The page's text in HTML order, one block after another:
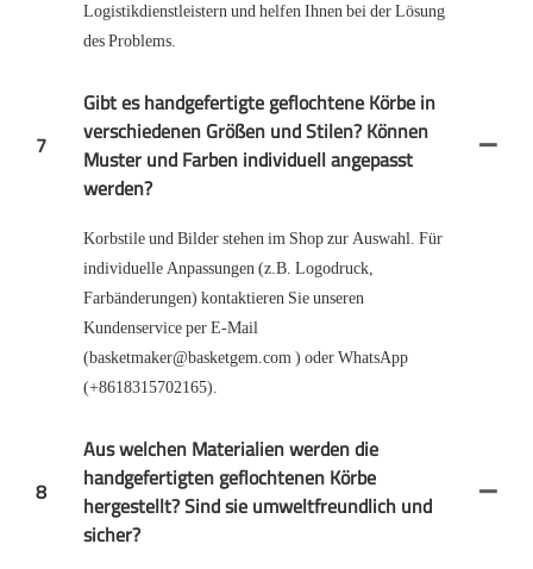
Logistikdienstleistern und helfen Ihnen bei der Lösung
des Problems.
7
Gibt es handgefertigte geflochtene Körbe in
verschiedenen Größen und Stilen? Können
Muster und Farben individuell angepasst
werden?
Korbstile und Bilder stehen im Shop zur Auswahl. Für
individuelle Anpassungen (z.B. Logodruck,
Farbänderungen) kontaktieren Sie unseren
Kundenservice per E-Mail
(basketmaker@basketgem.com ) oder WhatsApp
(+8618315702165).
8
Aus welchen Materialien werden die
handgefertigten geflochtenen Körbe
hergestellt? Sind sie umweltfreundlich und
sicher?